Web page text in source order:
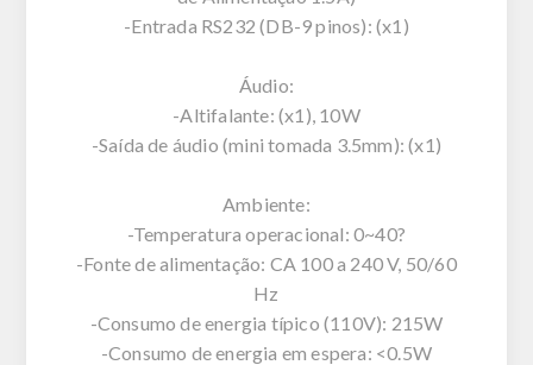
-Entrada RS232 (DB-9 pinos): (x1)
Áudio:
-Altifalante: (x1), 10W
-Saída de áudio (mini tomada 3.5mm): (x1)
Ambiente:
-Temperatura operacional: 0~40?
-Fonte de alimentação: CA 100 a 240 V, 50/60
Hz
-Consumo de energia típico (110V): 215W
-Consumo de energia em espera: <0.5W